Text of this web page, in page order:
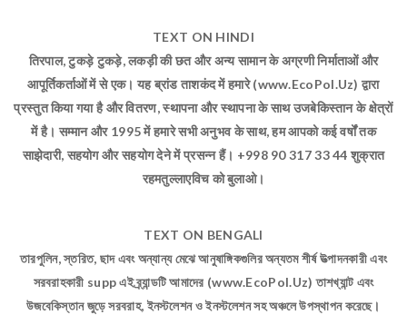
TEXT ON HINDI
तिरपाल, टुकड़े टुकड़े, लकड़ी की छत और अन्य सामान के अग्रणी निर्माताओं और
आपूर्तिकर्ताओं में से एक। यह ब्रांड ताशकंद में हमारे (www.EcoPol.Uz) द्वारा
प्रस्तुत किया गया है और वितरण, स्थापना और स्थापना के साथ उजबेकिस्तान के क्षेत्रों
में है। सम्मान और 1995 में हमारे सभी अनुभव के साथ, हम आपको कई वर्षों तक
साझेदारी, सहयोग और सहयोग देने में प्रसन्न हैं। +998 90 317 33 44 शुक्रात
रहमतुल्लाएविच को बुलाओ।
TEXT ON BENGALI
তারপুলিন, স্তরিত, ছাদ এবং অন্যান্য মেঝে আনুষাঙ্গিকগুলির অন্যতম শীর্ষ উত্পাদনকারী এবং
সরবরাহকারী supp এই ব্র্যান্ডটি আমাদের (www.EcoPol.Uz) তাশখ্যান্ট এবং
উজবেকিস্তান জুড়ে সরবরাহ, ইনস্টলেশন ও ইনস্টলেশন সহ অঞ্চলে উপস্থাপন করেছে।